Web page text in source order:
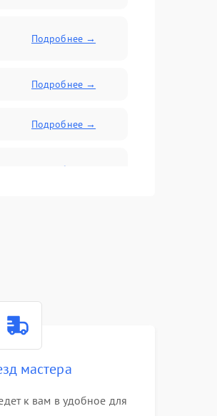
Подробнее →
Подробнее →
Подробнее →
Подробнее →
мастера
к вам в удобное для